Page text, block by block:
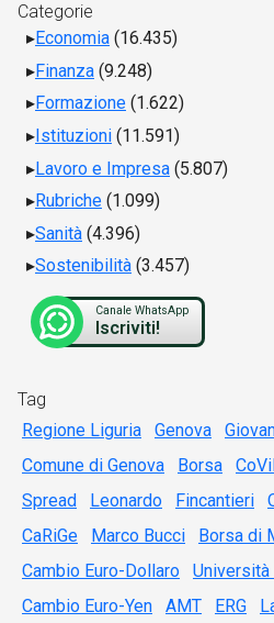
Categorie
Economia (16.435)
Finanza (9.248)
Formazione (1.622)
Istituzioni (11.591)
Lavoro e Impresa (5.807)
Rubriche (1.099)
Sanità (4.396)
Sostenibilità (3.457)
Canale WhatsApp
Iscriviti!
Tag
Regione Liguria
Genova
Comune di Genova
Borsa
Spread
Leonardo Fincantieri
CaRiGe
Marco Bucci Borsa di
Cambio Euro-Dollaro
Università
Cambio Euro-Yen
AMT ERG